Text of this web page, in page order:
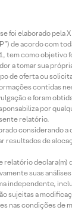
foi elaborado pela
de acordo com
tem como objetivo
a tomar sua
de oferta ou
contidas
e foram
por
relatório.
considerando a
resultados de
relatório declara(m)
suas
independente,
sujeitas a
nas condições de